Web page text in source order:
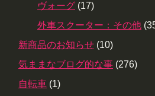
ヴォーグ (17)
外車スクーター：その他
新商品のお知らせ (10)
気ままなブログ的な事 (276)
自転車 (1)